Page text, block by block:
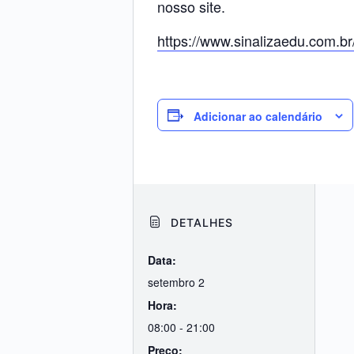
nosso site.
https://
Adicionar ao calendário
DETALHES
Data:
setembro 2
Hora:
08:00 - 21:00
Preço: